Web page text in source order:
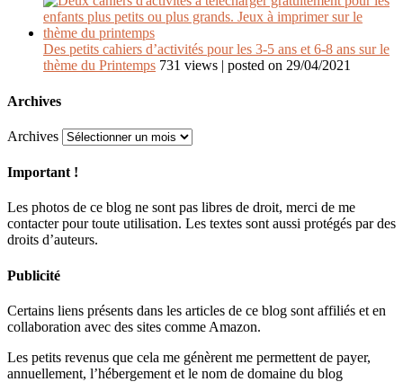
Des petits cahiers d’activités pour les 3-5 ans et 6-8 ans sur le
thème du Printemps 731 views | posted on 29/04/2021
Archives
Archives
Important !
Les photos de ce blog ne sont pas libres de droit, merci de me
contacter pour toute utilisation. Les textes sont aussi protégés par des
droits d’auteurs.
Publicité
Certains liens présents dans les articles de ce blog sont affiliés et en
collaboration avec des sites comme Amazon.
Les petits revenus que cela me génèrent me permettent de payer,
annuellement, l’hébergement et le nom de domaine du blog